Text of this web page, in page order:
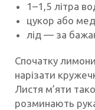
1–1,5 літра
цукор або
лід — за
Спочатку
нарізати
Листя м’яти
розминають